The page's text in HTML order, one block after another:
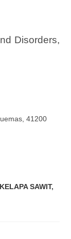
Disorders,
41200
KELAPA SAWIT,